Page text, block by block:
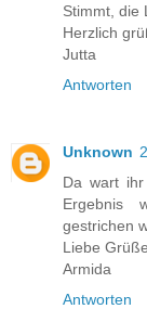
Stimmt, die
Herzlich
Jutta
Antworten
Unknown
Da wart
Ergebnis
gestrichen
Liebe Grüße
Armida
Antworten